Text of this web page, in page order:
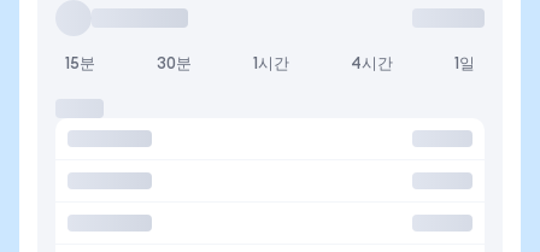
15분 30분 1시간 4시간 1일